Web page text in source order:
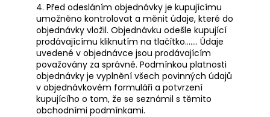
4. Před odesláním objednávky je kupujícímu
umožněno kontrolovat a měnit údaje, které do
objednávky vložil. Objednávku odešle kupující
prodávajícímu kliknutím na tlačítko……. Údaje
uvedené v objednávce jsou prodávajícím
považovány za správné. Podmínkou platnosti
objednávky je vyplnění všech povinných údajů
v objednávkovém formuláři a potvrzení
kupujícího o tom, že se seznámil s těmito
obchodními podmínkami.